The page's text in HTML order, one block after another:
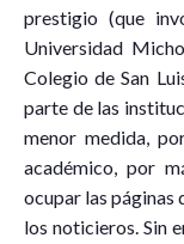
prestigio (que
Universidad
Colegio de San
parte de las
menor medida,
académico, por
ocupar las páginas
los noticieros. Sin